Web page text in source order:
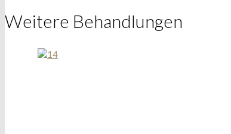
Weitere Behandlungen